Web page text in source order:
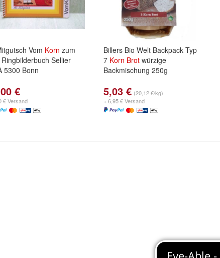
Vom Korn zum
Ringbilderbuch Sellier
5300 Bonn
€
€ Versand
Billers Bio Welt Backpack Typ
7 Korn Brot würzige
Backmischung 250g
5,03 € (20,12 €/kg)
+ 6,95 € Versand